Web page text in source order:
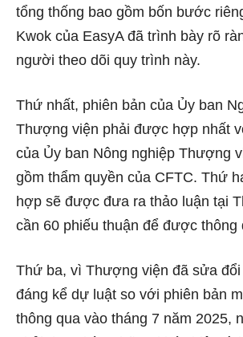
tổng thống bao gồm bốn bước
Kwok của EasyA đã trình bày rõ
người theo dõi quy trình này.
Thứ nhất, phiên bản của Ủy ban
Thượng viện phải được hợp nhất
của Ủy ban Nông nghiệp Thượng
gồm thẩm quyền của CFTC. Thứ
hợp sẽ được đưa ra thảo luận tại
cần 60 phiếu thuận để được thông
Thứ ba, vì Thượng viện đã sửa
đáng kể dự luật so với phiên bản
thông qua vào tháng 7 năm 2025,